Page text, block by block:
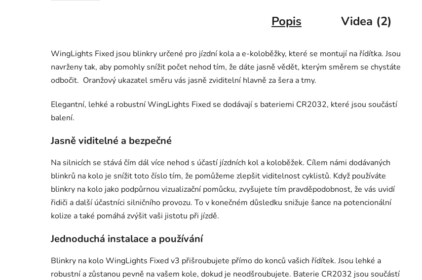
Popis Videa (2)
WingLights Fixed jsou blinkry určené pro jízdní kola a e-koloběžky, které se montují na řídítka. Jsou
navrženy tak, aby pomohly snížit počet nehod tím, že dáte jasně vědět, kterým směrem se chystáte
odbočit. Oranžový ukazatel směru vás jasně zviditelní hlavně za šera a tmy.
Elegantní, lehké a robustní WingLights Fixed se dodávají s bateriemi CR2032, které jsou součástí
balení.
Jasně viditelné a bezpečné
Na silnicích se stává čím dál více nehod s účastí jízdních kol a koloběžek. Cílem námi dodávaných
blinkrů na kolo je snížit toto číslo tím, že pomůžeme zlepšit viditelnost cyklistů. Když používáte
blinkry na kolo jako podpůrnou vizualizační pomůcku, zvyšujete tím pravděpodobnost, že vás uvidí
řidiči a další účastníci silničního provozu. To v konečném důsledku snižuje šance na potencionální
kolize a také pomáhá zvýšit vaši jistotu při jízdě.
Jednoduchá instalace a používání
Blinkry na kolo WingLights Fixed v3 přišroubujete přímo do konců vašich řídítek. Jsou lehké a
robustní a zůstanou pevně na vašem kole, dokud je neodšroubujete. Baterie CR2032 jsou součástí